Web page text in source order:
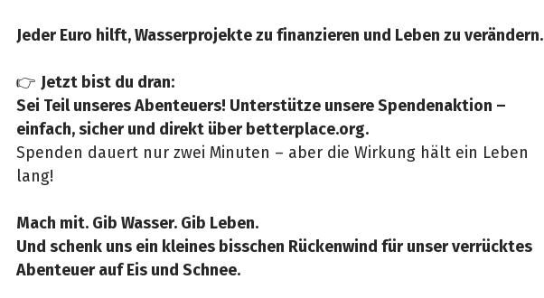
Jeder Euro hilft, Wasserprojekte zu finanzieren und Leben zu verändern.
👉 Jetzt bist du dran:
Sei Teil unseres Abenteuers! Unterstütze unsere Spendenaktion –
einfach, sicher und direkt über betterplace.org.
Spenden dauert nur zwei Minuten – aber die Wirkung hält ein Leben
lang!
Mach mit. Gib Wasser. Gib Leben.
Und schenk uns ein kleines bisschen Rückenwind für unser verrücktes
Abenteuer auf Eis und Schnee.